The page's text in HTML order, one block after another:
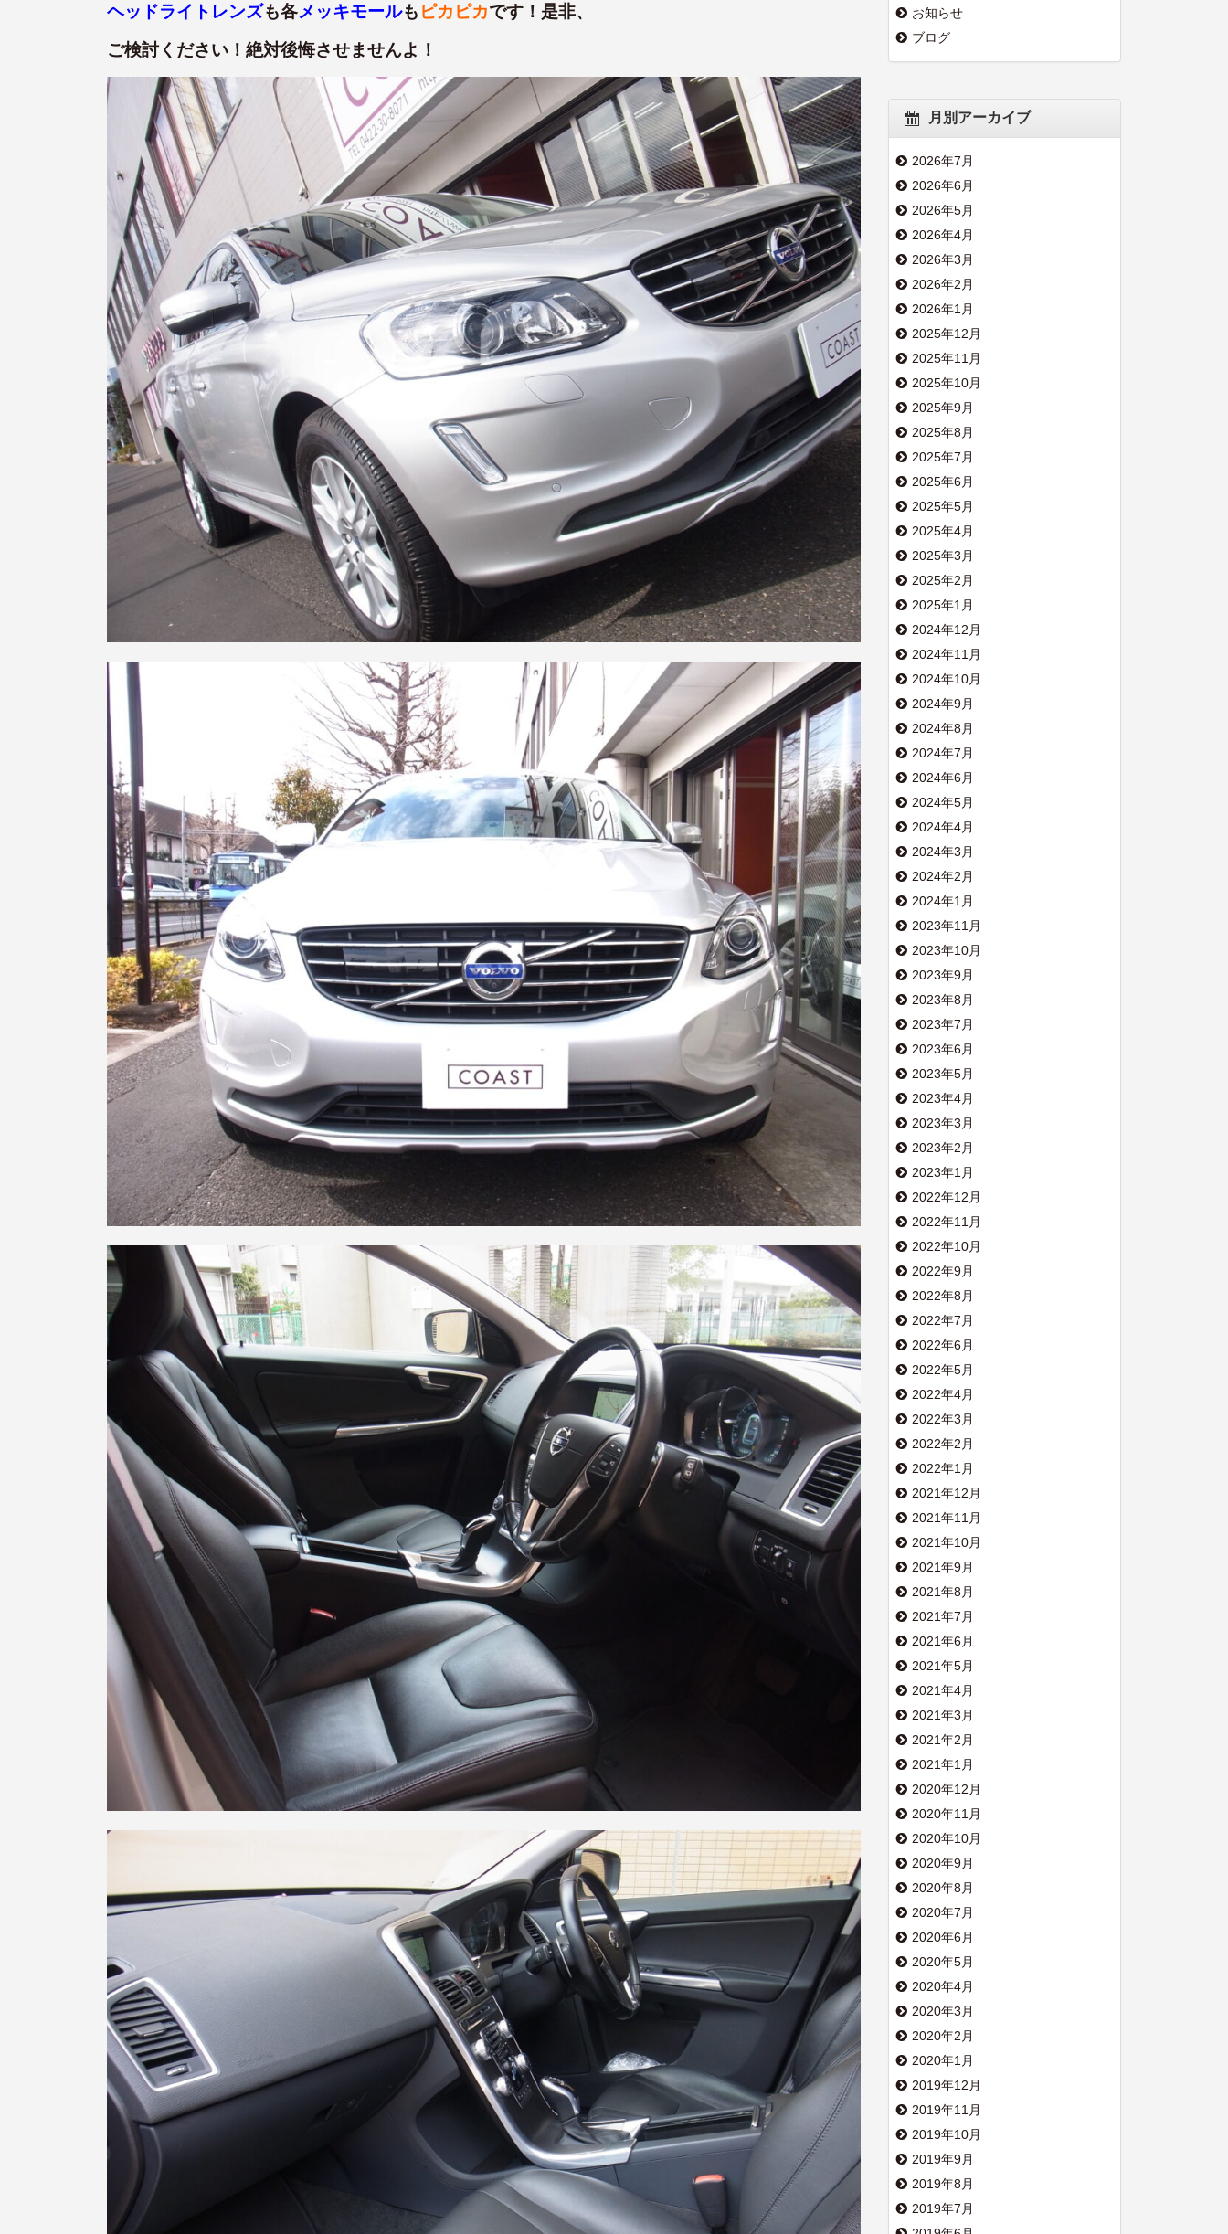
ヘッドライトレンズも各メッキモールも ピカピカです！是非、
ご検討ください！絶対後悔させませんよ！
お知らせ
ブログ
月別アーカイブ
2026年7月
2026年6月
2026年5月
2026年4月
2026年3月
2026年2月
2026年1月
2025年12月
2025年11月
2025年10月
2025年9月
2025年8月
2025年7月
2025年6月
2025年5月
2025年4月
2025年3月
2025年2月
2025年1月
2024年12月
2024年11月
2024年10月
2024年9月
2024年8月
2024年7月
2024年6月
2024年5月
2024年4月
2024年3月
2024年2月
2024年1月
2023年11月
2023年10月
2023年9月
2023年8月
2023年7月
2023年6月
2023年5月
2023年4月
2023年3月
2023年2月
2023年1月
2022年12月
2022年11月
2022年10月
2022年9月
2022年8月
2022年7月
2022年6月
2022年5月
2022年4月
2022年3月
2022年2月
2022年1月
2021年12月
2021年11月
2021年10月
2021年9月
2021年8月
2021年7月
2021年6月
2021年5月
2021年4月
2021年3月
2021年2月
2021年1月
2020年12月
2020年11月
2020年10月
2020年9月
2020年8月
2020年7月
2020年6月
2020年5月
2020年4月
2020年3月
2020年2月
2020年1月
2019年12月
2019年11月
2019年10月
2019年9月
2019年8月
2019年7月